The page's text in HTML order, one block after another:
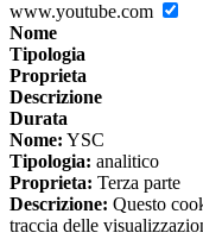
www.youtube.com
Nome
Tipologia
Proprieta
Descrizione
Durata
Nome: YSC
Tipologia: analitico
Proprieta: Terza parte
Descrizione: Questo
traccia delle